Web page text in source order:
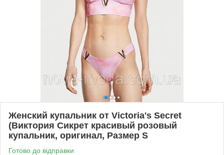
Женский купальник от Victoria's Secret
(Виктория Сикрет красивый розовый
купальник, оригинал, Размер S
Готово до відправки